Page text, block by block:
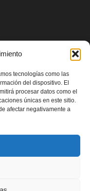
tecnologías como las
del dispositivo. El
procesar datos como el
únicas en este sitio.
afectar negativamente a